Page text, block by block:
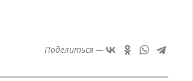
Поделиться —